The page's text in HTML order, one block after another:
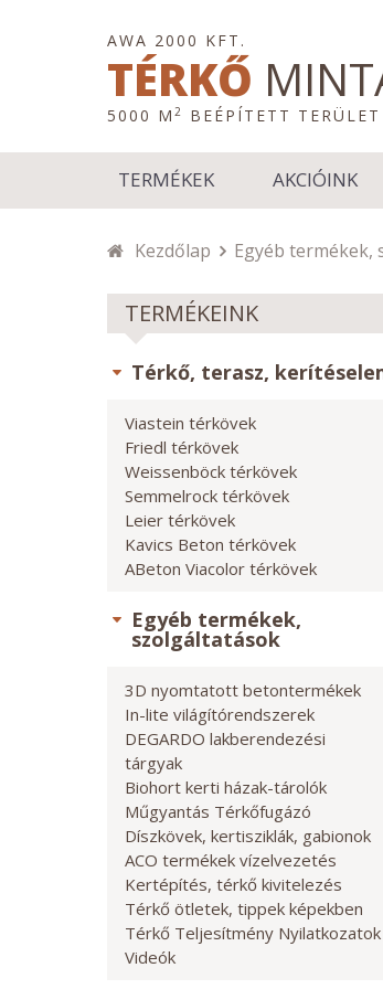
AWA 2000 KFT.
TÉRKŐ
5000 M 2 BEÉPÍTETT TERÜLET
TERMÉKEK AKCIÓINK
Kezdőlap Egyéb termékek,
TERMÉKEINK
Térkő, terasz,
Viastein térkövek
Friedl térkövek
Weissenböck térkövek
Semmelrock térkövek
Leier térkövek
Kavics Beton térkövek
ABeton Viacolor térkövek
Egyéb termékek,
szolgáltatások
3D nyomtatott betontermékek
In-lite világítórendszerek
DEGARDO lakberendezési
tárgyak
Biohort kerti házak-tárolók
Műgyantás Térkőfugázó
Díszkövek, kertisziklák, gabionok
ACO termékek vízelvezetés
Kertépítés, térkő kivitelezés
Térkő ötletek, tippek képekben
Térkő Teljesítmény Nyilatkozatok
Videók